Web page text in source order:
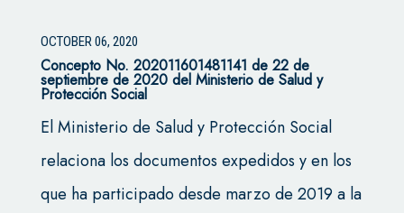
OCTOBER 06, 2020
Concepto No. 202011601481141 de 22 de
septiembre de 2020 del Ministerio de Salud y
Protección Social
El Ministerio de Salud y Protección Social
relaciona los documentos expedidos y en los
que ha participado desde marzo de 2019 a la